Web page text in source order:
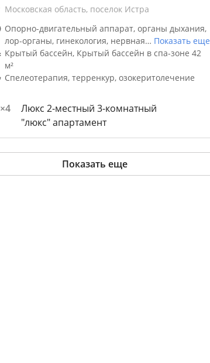
Московская область, поселок Истра
Опорно-двигательный аппарат, органы дыхания,
лор-органы, гинекология, нервная… Показать еще
Крытый бассейн, Крытый бассейн в спа-зоне 42
м²
Спелеотерапия, терренкур, озокеритолечение
×4
Люкс 2-местный 3-комнатный
"люкс" апартамент
Показать еще